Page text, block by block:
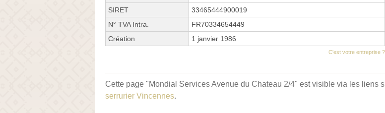
SIRET
33465444900019
N° TVA Intra.
FR70334654449
Création
1 janvier 1986
C'est votre entreprise ?
Cette page "Mondial Services Avenue du Chateau 2/4" est visible via les liens
serrurier Vincennes.